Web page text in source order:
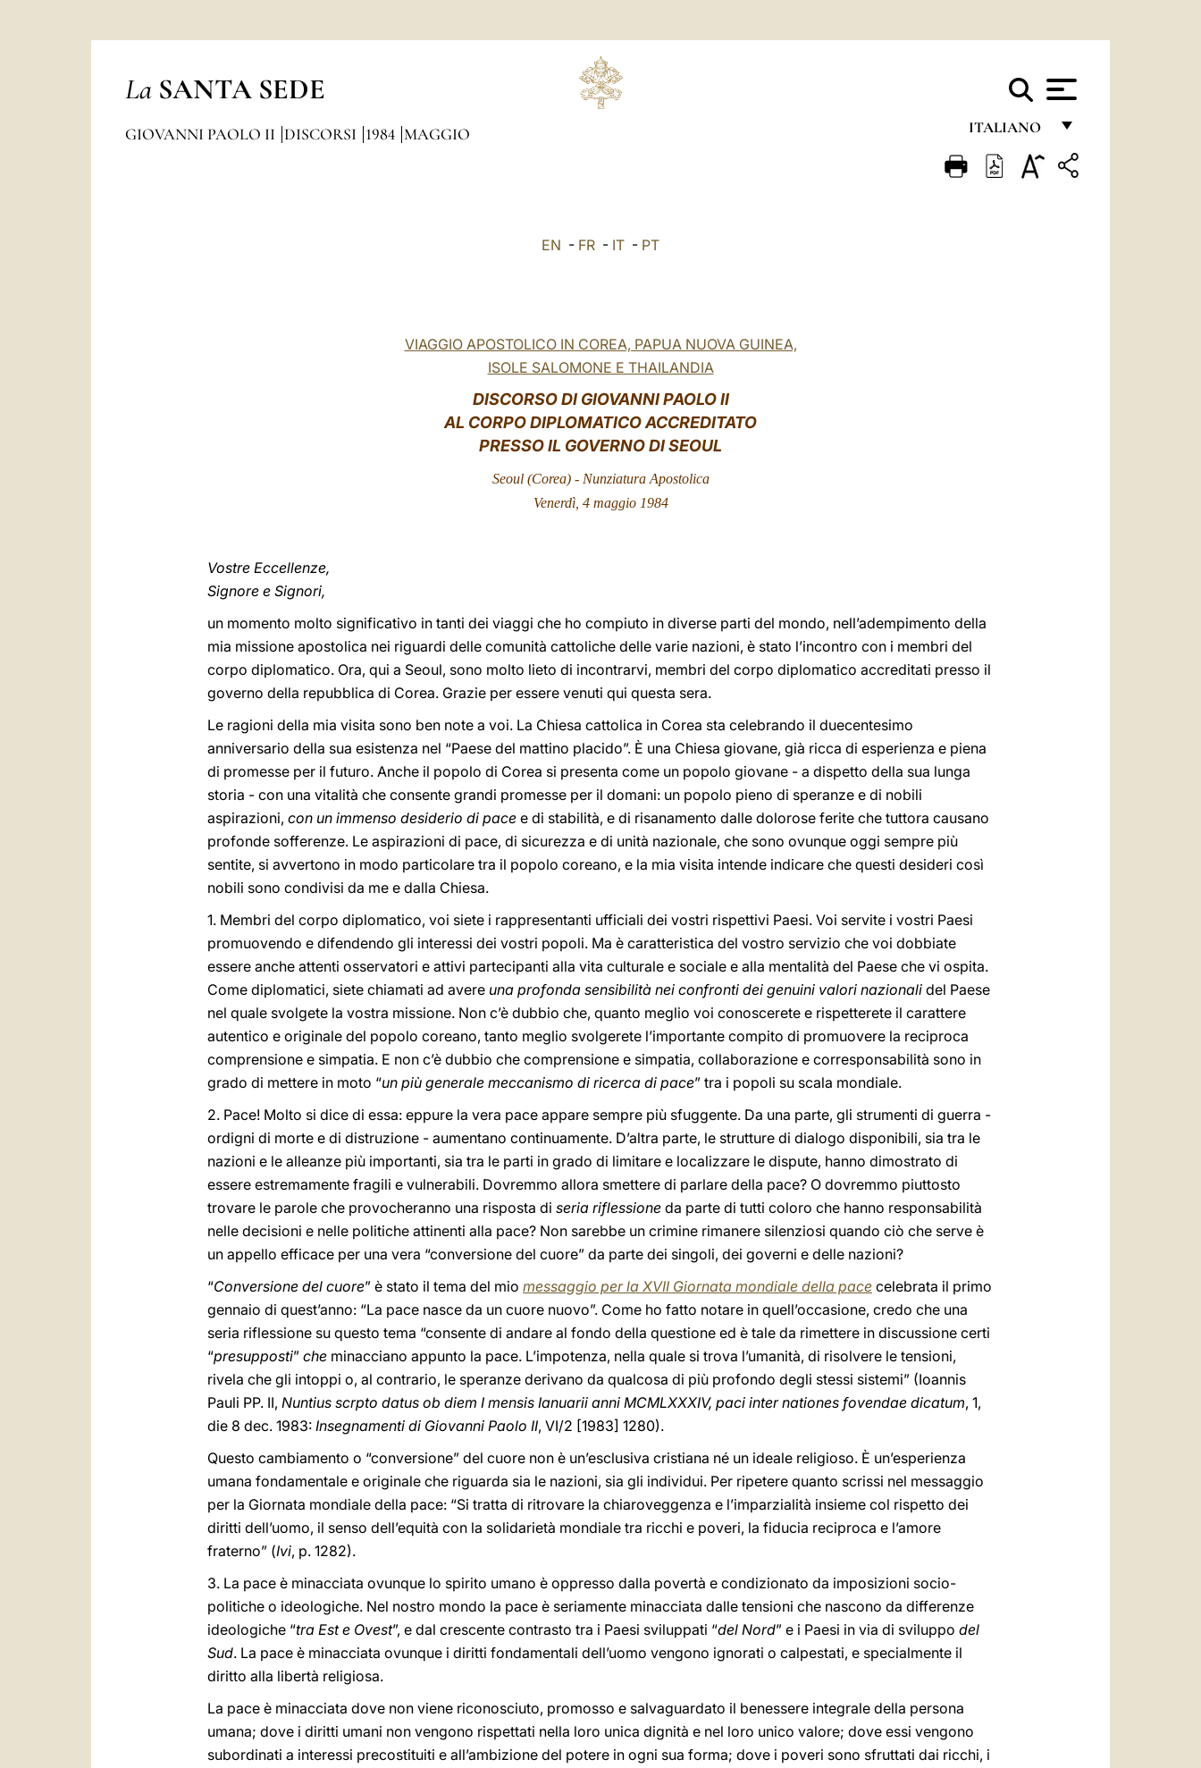
La SANTA SEDE
ITALIANO
FRANÇAIS
GIOVANNI PAOLO II DISCORSI 1984 MAGGIO
EN - FR - IT - PT
VIAGGIO APOSTOLICO IN COREA, PAPUA NUOVA GUINEA,
ISOLE SALOMONE E THAILANDIA
DISCORSO DI GIOVANNI PAOLO II
AL CORPO DIPLOMATICO ACCREDITATO
PRESSO IL GOVERNO DI SEOUL
Seoul (Corea) - Nunziatura Apostolica
Venerdì, 4 maggio 1984
Vostre Eccellenze,
Signore e Signori,
un momento molto significativo in tanti dei viaggi che ho compiuto in diverse parti del mondo, nell’adempimento della
mia missione apostolica nei riguardi delle comunità cattoliche delle varie nazioni, è stato l’incontro con i membri del
corpo diplomatico. Ora, qui a Seoul, sono molto lieto di incontrarvi, membri del corpo diplomatico accreditati presso il
governo della repubblica di Corea. Grazie per essere venuti qui questa sera.
Le ragioni della mia visita sono ben note a voi. La Chiesa cattolica in Corea sta celebrando il duecentesimo
anniversario della sua esistenza nel “Paese del mattino placido”. È una Chiesa giovane, già ricca di esperienza e piena
di promesse per il futuro. Anche il popolo di Corea si presenta come un popolo giovane - a dispetto della sua lunga
storia - con una vitalità che consente grandi promesse per il domani: un popolo pieno di speranze e di nobili
aspirazioni, con un immenso desiderio di pace e di stabilità, e di risanamento dalle dolorose ferite che tuttora causano
profonde sofferenze. Le aspirazioni di pace, di sicurezza e di unità nazionale, che sono ovunque oggi sempre più
sentite, si avvertono in modo particolare tra il popolo coreano, e la mia visita intende indicare che questi desideri così
nobili sono condivisi da me e dalla Chiesa.
1. Membri del corpo diplomatico, voi siete i rappresentanti ufficiali dei vostri rispettivi Paesi. Voi servite i vostri Paesi
promuovendo e difendendo gli interessi dei vostri popoli. Ma è caratteristica del vostro servizio che voi dobbiate
essere anche attenti osservatori e attivi partecipanti alla vita culturale e sociale e alla mentalità del Paese che vi ospita.
Come diplomatici, siete chiamati ad avere una profonda sensibilità nei confronti dei genuini valori nazionali del Paese
nel quale svolgete la vostra missione. Non c’è dubbio che, quanto meglio voi conoscerete e rispetterete il carattere
autentico e originale del popolo coreano, tanto meglio svolgerete l’importante compito di promuovere la reciproca
comprensione e simpatia. E non c’è dubbio che comprensione e simpatia, collaborazione e corresponsabilità sono in
grado di mettere in moto “un più generale meccanismo di ricerca di pace” tra i popoli su scala mondiale.
2. Pace! Molto si dice di essa: eppure la vera pace appare sempre più sfuggente. Da una parte, gli strumenti di guerra -
ordigni di morte e di distruzione - aumentano continuamente. D’altra parte, le strutture di dialogo disponibili, sia tra le
nazioni e le alleanze più importanti, sia tra le parti in grado di limitare e localizzare le dispute, hanno dimostrato di
essere estremamente fragili e vulnerabili. Dovremmo allora smettere di parlare della pace? O dovremmo piuttosto
trovare le parole che provocheranno una risposta di seria riflessione da parte di tutti coloro che hanno responsabilità
nelle decisioni e nelle politiche attinenti alla pace? Non sarebbe un crimine rimanere silenziosi quando ciò che serve è
un appello efficace per una vera “conversione del cuore” da parte dei singoli, dei governi e delle nazioni?
“Conversione del cuore” è stato il tema del mio messaggio per la XVII Giornata mondiale della pace celebrata il primo
gennaio di quest’anno: “La pace nasce da un cuore nuovo”. Come ho fatto notare in quell’occasione, credo che una
seria riflessione su questo tema “consente di andare al fondo della questione ed è tale da rimettere in discussione certi
“presupposti” che minacciano appunto la pace. L’impotenza, nella quale si trova l’umanità, di risolvere le tensioni,
rivela che gli intoppi o, al contrario, le speranze derivano da qualcosa di più profondo degli stessi sistemi” (Ioannis
Pauli PP. II, Nuntius scrpto datus ob diem I mensis Ianuarii anni MCMLXXXIV, paci inter nationes fovendae dicatum, 1,
die 8 dec. 1983: Insegnamenti di Giovanni Paolo II, VI/2 [1983] 1280).
Questo cambiamento o “conversione” del cuore non è un’esclusiva cristiana né un ideale religioso. È un’esperienza
umana fondamentale e originale che riguarda sia le nazioni, sia gli individui. Per ripetere quanto scrissi nel messaggio
per la Giornata mondiale della pace: “Si tratta di ritrovare la chiaroveggenza e l’imparzialità insieme col rispetto dei
diritti dell’uomo, il senso dell’equità con la solidarietà mondiale tra ricchi e poveri, la fiducia reciproca e l’amore
fraterno” (Ivi, p. 1282).
3. La pace è minacciata ovunque lo spirito umano è oppresso dalla povertà e condizionato da imposizioni socio-
politiche o ideologiche. Nel nostro mondo la pace è seriamente minacciata dalle tensioni che nascono da differenze
ideologiche “tra Est e Ovest”, e dal crescente contrasto tra i Paesi sviluppati “del Nord” e i Paesi in via di sviluppo del
Sud. La pace è minacciata ovunque i diritti fondamentali dell’uomo vengono ignorati o calpestati, e specialmente il
diritto alla libertà religiosa.
La pace è minacciata dove non viene riconosciuto, promosso e salvaguardato il benessere integrale della persona
umana; dove i diritti umani non vengono rispettati nella loro unica dignità e nel loro unico valore; dove essi vengono
subordinati a interessi precostituiti e all’ambizione del potere in ogni sua forma; dove i poveri sono sfruttati dai ricchi, i